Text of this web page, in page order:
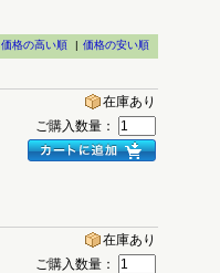
価格の高い順 | 価格の安い順
在庫あり
ご購入数量：
在庫あり
ご購入数量：